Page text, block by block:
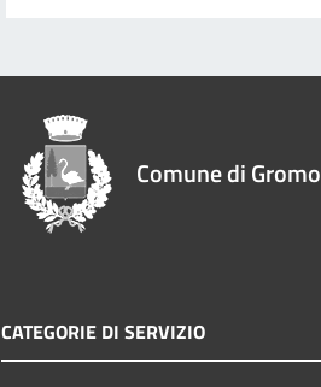
Comune di Gromo
CATEGORIE DI SERVIZIO